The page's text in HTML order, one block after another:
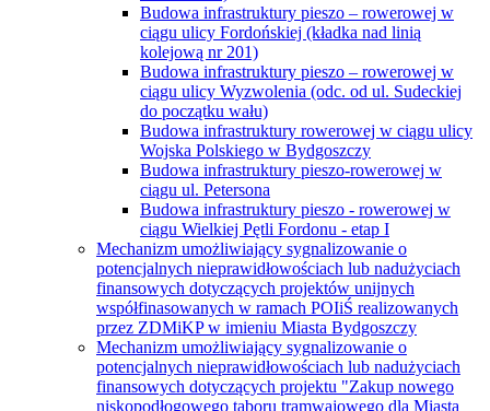
Budowa infrastruktury pieszo – rowerowej w
ciągu ulicy Fordońskiej (kładka nad linią
kolejową nr 201)
Budowa infrastruktury pieszo – rowerowej w
ciągu ulicy Wyzwolenia (odc. od ul. Sudeckiej
do początku wału)
Budowa infrastruktury rowerowej w ciągu ulicy
Wojska Polskiego w Bydgoszczy
Budowa infrastruktury pieszo-rowerowej w
ciągu ul. Petersona
Budowa infrastruktury pieszo - rowerowej w
ciągu Wielkiej Pętli Fordonu - etap I
Mechanizm umożliwiający sygnalizowanie o
potencjalnych nieprawidłowościach lub nadużyciach
finansowych dotyczących projektów unijnych
współfinasowanych w ramach POIiŚ realizowanych
przez ZDMiKP w imieniu Miasta Bydgoszczy
Mechanizm umożliwiający sygnalizowanie o
potencjalnych nieprawidłowościach lub nadużyciach
finansowych dotyczących projektu "Zakup nowego
niskopodłogowego taboru tramwajowego dla Miasta